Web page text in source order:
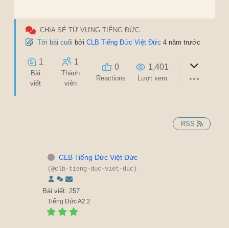
CHIA SẺ TỪ VỰNG TIẾNG ĐỨC
Tới bài cuối bởi CLB Tiếng Đức Việt Đức 4 năm trước
1
Bài
viết
1
Thành
viên
0
Reactions
1,401
Lượt xem
RSS
CLB Tiếng Đức Việt Đức
(@clb-tieng-duc-viet-duc)
Bài viết: 257
Tiếng Đức A2.2